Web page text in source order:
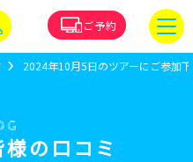
ご予約
2024年10月5日のツアーにご参加
の口コミ